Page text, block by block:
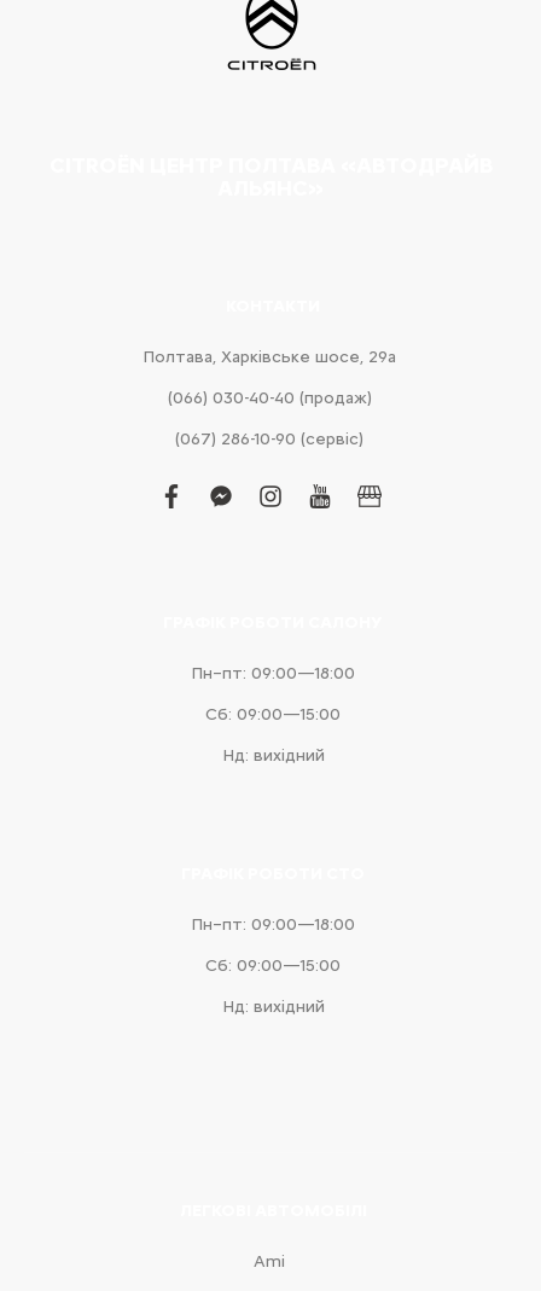
Полтава, Харківське шосе, 29а
(066) 030-40-40 (продаж)
(067) 286-10-90 (сервіс)
facebook
facebook-
instagram
youtubebusiness
Пн–пт: 09:00—18:00
Сб: 09:00—15:00
Нд: вихідний
Пн–пт: 09:00—18:00
Сб: 09:00—15:00
Нд: вихідний
Ami